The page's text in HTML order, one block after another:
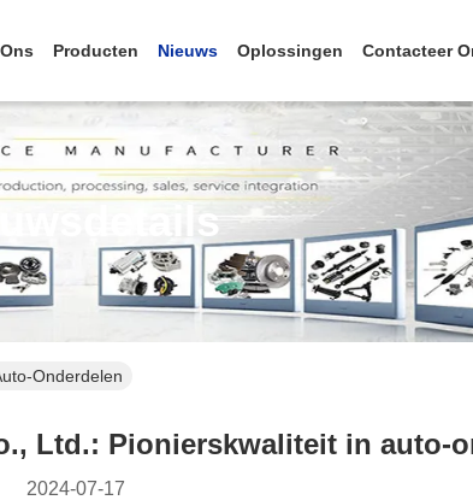
Producten Nieuws Oplossingen Contacteer
Onderdelen
Ltd.: Pionierskwaliteit in auto-
2024-07-17